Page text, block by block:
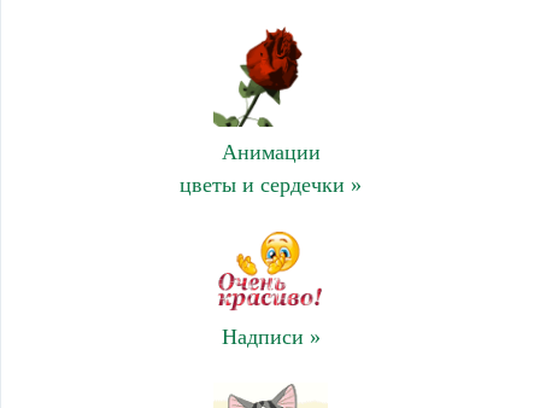
Анимации
цветы и сердечки »
Надписи »